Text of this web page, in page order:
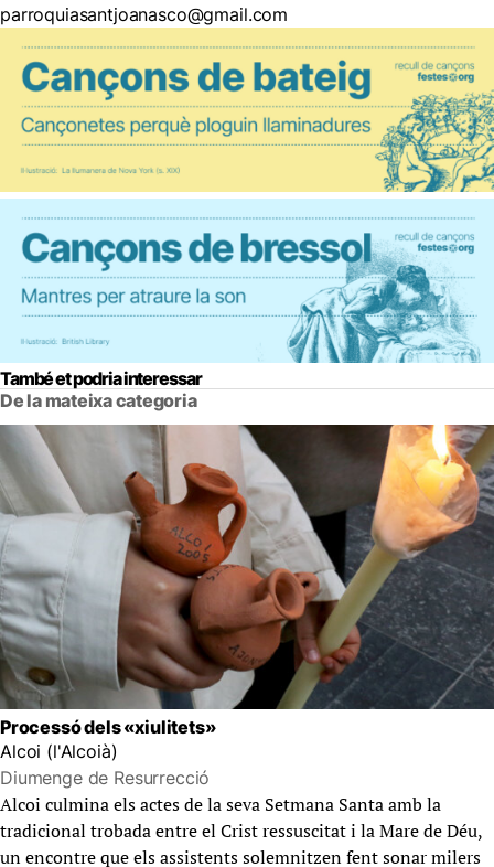
parroquiasantjoanasco@gmail.com
També et podria interessar
De la mateixa categoria
Processó dels «xiulitets»
Alcoi (l'Alcoià)
Diumenge de Resurrecció
Alcoi culmina els actes de la seva Setmana Santa amb la
tradicional trobada entre el Crist ressuscitat i la Mare de Déu,
un encontre que els assistents solemnitzen fent sonar milers